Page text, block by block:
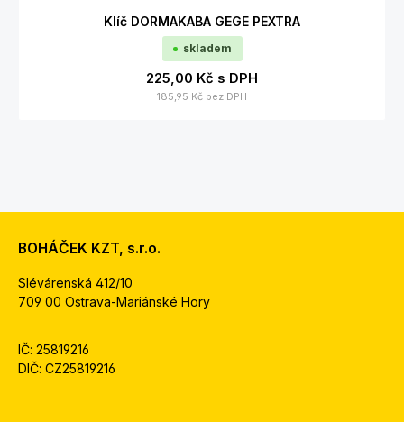
Klíč DORMAKABA GEGE PEXTRA
skladem
225,00 Kč s DPH
185,95 Kč bez DPH
BOHÁČEK KZT, s.r.o.
Slévárenská 412/10
709 00 Ostrava-Mariánské Hory
IČ: 25819216
DIČ: CZ25819216